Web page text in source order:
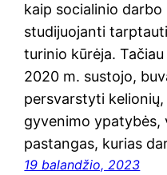
kaip socialinio
studijuojanti
turinio kūrėja.
2020 m. sustojo,
persvarstyti
gyvenimo ypatybės,
pastangas, kurias
19 balandžio, 2023